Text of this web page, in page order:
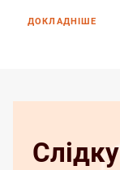
ДОКЛАДНІШЕ